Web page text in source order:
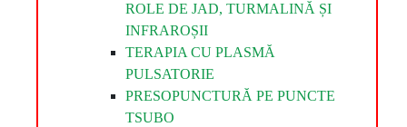
ROLE DE JAD, TURMALINĂ ȘI
INFRAROȘII
TERAPIA CU PLASMĂ
PULSATORIE
PRESOPUNCTURĂ PE PUNCTE
TSUBO